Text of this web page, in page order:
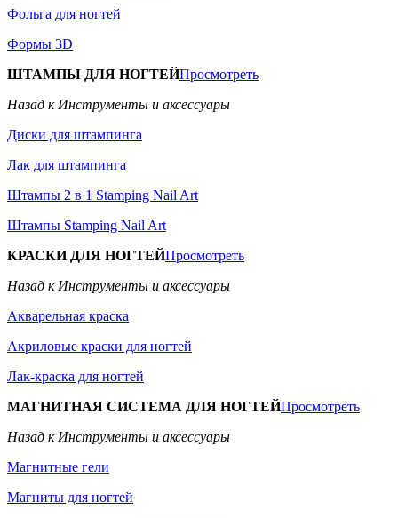
Фольга для ногтей
Формы 3D
ШТАМПЫ ДЛЯ НОГТЕЙПросмотреть
Назад к Инструменты и аксессуары
Диски для штампинга
Лак для штампинга
Штампы 2 в 1 Stamping Nail Art
Штампы Stamping Nail Art
КРАСКИ ДЛЯ НОГТЕЙПросмотреть
Назад к Инструменты и аксессуары
Акварельная краска
Акриловые краски для ногтей
Лак-краска для ногтей
МАГНИТНАЯ СИСТЕМА ДЛЯ НОГТЕЙПросмотреть
Назад к Инструменты и аксессуары
Магнитные гели
Магниты для ногтей